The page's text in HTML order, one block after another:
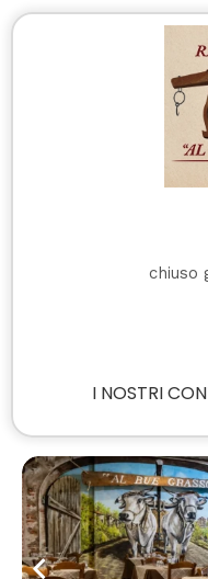
chiuso
I NOSTRI